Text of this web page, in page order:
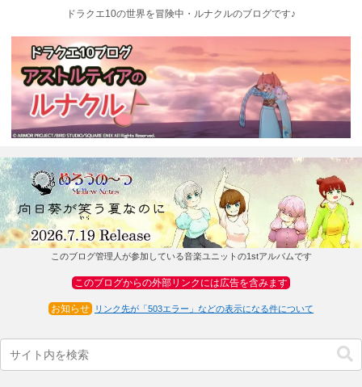
ドラクエ10の世界を冒険中・ルナクルのブログです♪
このブログ管理人が参加している音楽ユニットの1stアルバムです
このブログからの外部リンクには広告を含みます
お知らせ リンク先が「503エラー」などの表示になる件について